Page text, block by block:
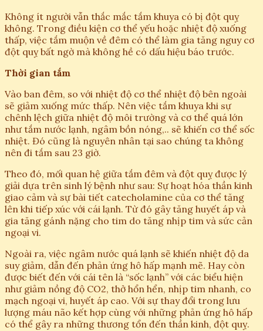
Không ít người vẫn thắc mắc tắm khuya có bị đột quỵ
không. Trong điều kiện cơ thể yếu hoặc nhiệt độ xuống
thấp, việc tắm muộn về đêm có thể làm gia tăng nguy cơ
đột quỵ bất ngờ mà không hề có dấu hiệu báo trước.
Thời gian tắm
Vào ban đêm, so với nhiệt độ cơ thể nhiệt độ bên ngoài
sẽ giảm xuống mức thấp. Nên việc tắm khuya khi sự
chênh lệch giữa nhiệt độ môi trường và cơ thể quá lớn
như tắm nước lạnh, ngâm bồn nóng,.. sẽ khiến cơ thể sốc
nhiệt. Đó cũng là nguyên nhân tại sao chúng ta không
nên đi tắm sau 23 giờ.
Theo đó, mối quan hệ giữa tắm đêm và đột quỵ được lý
giải dựa trên sinh lý bệnh như sau: Sự hoạt hóa thần kinh
giao cảm và sự bài tiết catecholamine của cơ thể tăng
lên khi tiếp xúc với cái lạnh. Từ đó gây tăng huyết áp và
gia tăng gánh nặng cho tim do tăng nhịp tim và sức cản
ngoại vi.
Ngoài ra, việc ngâm nước quá lạnh sẽ khiến nhiệt độ da
suy giảm, dẫn đến phản ứng hô hấp mạnh mẽ. Hay còn
được biết đến với cái tên là “sốc lạnh” với các biểu hiện
như giảm nồng độ CO2, thở hổn hển, nhịp tim nhanh, co
mạch ngoại vi, huyết áp cao. Với sự thay đổi trong lưu
lượng máu não kết hợp cùng với những phản ứng hô hấp
có thể gây ra những thương tổn đến thần kinh, đột quỵ.